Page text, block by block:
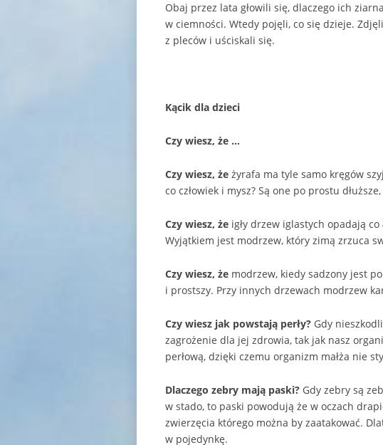
Obaj przez lata głowili się, dlaczego ich
w ciemności. Wtedy pojęli, co się dzieje.
z pleców i uściskali się.
Kącik dla dzieci
Czy wiesz, że …
Czy wiesz, że żyrafa ma tyle samo kręgów
co człowiek i mysz? Są one po prostu
Czy wiesz, że igły drzew iglastych opadają
Wyjątkiem jest modrzew, który zimą zrzuca
Czy wiesz, że modrzew, kiedy sadzony jest
i prostszy. Przy innych drzewach modrzew
Czy wiesz jak powstają perły? Gdy
zagrożenie dla jej zdrowia, tak jak nasz
perłową, dzięki czemu organizm małża nie
Dlaczego zebry mają paski? Gdy zebry są
w stado, to paski powodują że w oczach
zwierzęcia którego można by zaatakować.
w pojedynkę.